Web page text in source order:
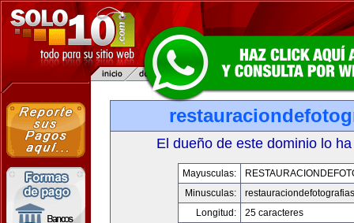
El dueño de este dominio lo
Mayusculas:
Minusculas:
Longitud:
25 caracteres